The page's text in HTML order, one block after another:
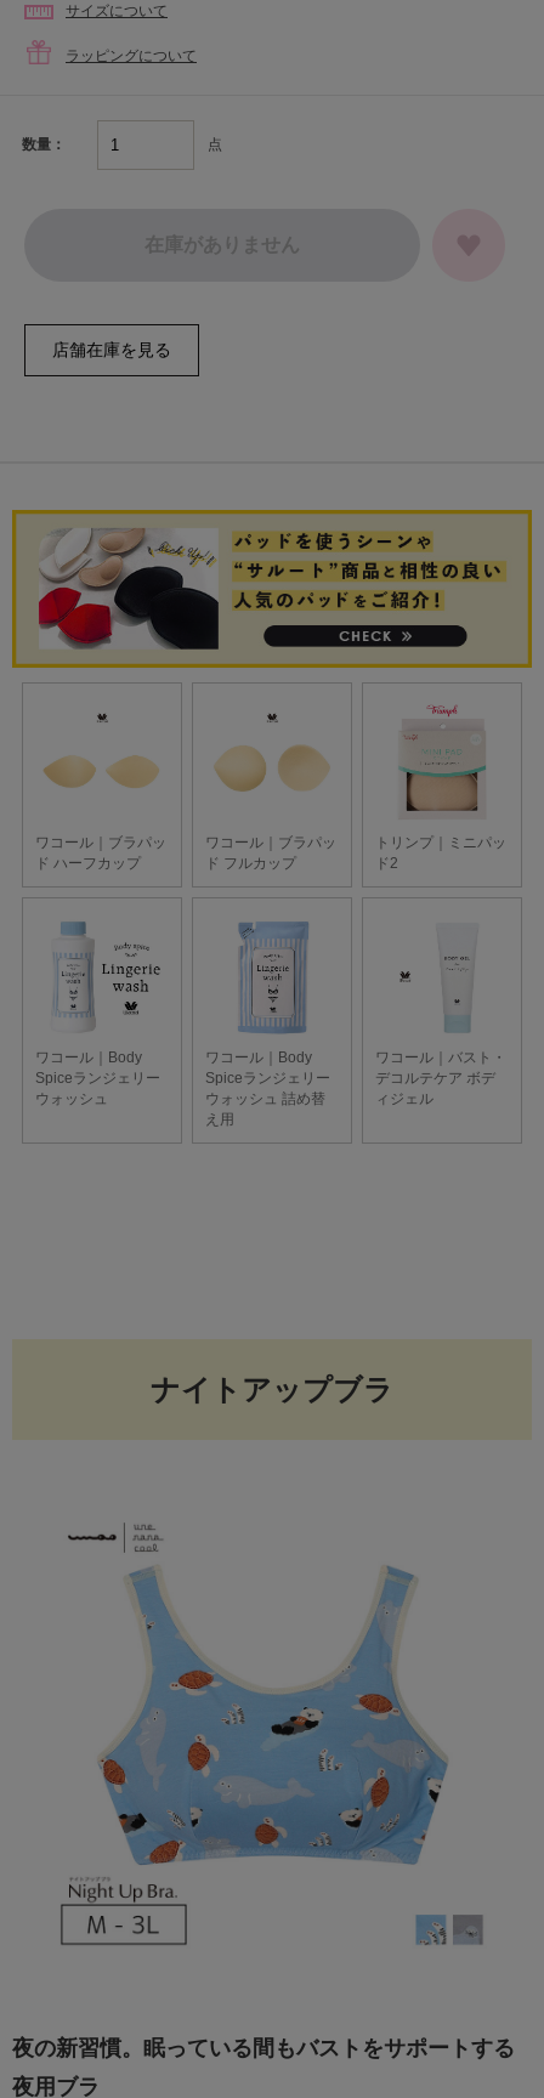
サイズについて
ラッピングについて
数量： 点
在庫がありません
ナイトアップブラ
夜の新習慣。眠っている間もバストをサポートする
夜用ブラ